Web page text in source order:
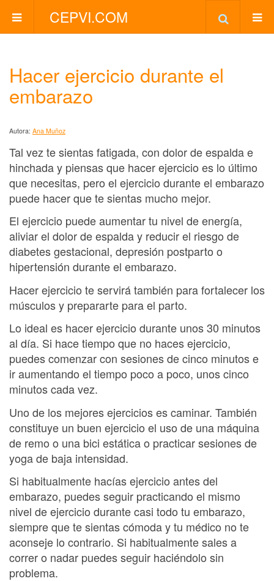
CEPVI.COM
Hacer ejercicio durante el
embarazo
Autora: Ana Muñoz
Tal vez te sientas fatigada, con dolor de espalda e
hinchada y piensas que hacer ejercicio es lo último
que necesitas, pero el ejercicio durante el embarazo
puede hacer que te sientas mucho mejor.
El ejercicio puede aumentar tu nivel de energía,
aliviar el dolor de espalda y reducir el riesgo de
diabetes gestacional, depresión postparto o
hipertensión durante el embarazo.
Hacer ejercicio te servirá también para fortalecer los
músculos y prepararte para el parto.
Lo ideal es hacer ejercicio durante unos 30 minutos
al día. Si hace tiempo que no haces ejercicio,
puedes comenzar con sesiones de cinco minutos e
ir aumentando el tiempo poco a poco, unos cinco
minutos cada vez.
Uno de los mejores ejercicios es caminar. También
constituye un buen ejercicio el uso de una máquina
de remo o una bici estática o practicar sesiones de
yoga de baja intensidad.
Si habitualmente hacías ejercicio antes del
embarazo, puedes seguir practicando el mismo
nivel de ejercicio durante casi todo tu embarazo,
siempre que te sientas cómoda y tu médico no te
aconseje lo contrario. Si habitualmente sales a
correr o nadar puedes seguir haciéndolo sin
problema.